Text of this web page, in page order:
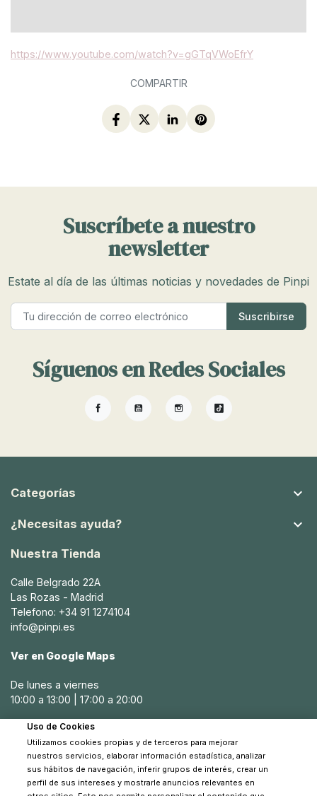
https://www.youtube.com/watch?v=gGTqVWoEfrY
COMPARTIR
Suscríbete a nuestro
newsletter
Estate al día de las últimas noticias y novedades de Pinpi
Síguenos en Redes Sociales
FacebookYouTubeInstagramTikTok
Categorías 
¿Necesitas ayuda? 
Nuestra Tienda
Calle Belgrado 22A
Las Rozas - Madrid
Telefono: +34 91 1274104
info@pinpi.es
Ver en Google Maps
De lunes a viernes
10:00 a 13:00 | 17:00 a 20:00
Sábados
10:30 a 14:00
Uso de Cookies
Utilizamos cookies propias y de terceros para mejorar
nuestros servicios, elaborar información estadística, analizar
sus hábitos de navegación, inferir grupos de interés, crear un
perfil de sus intereses y mostrarle anuncios relevantes en